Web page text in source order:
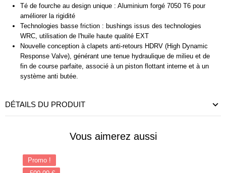
Té de fourche au design unique : Aluminium forgé 7050 T6 pour
améliorer la rigidité
Technologies basse friction : bushings issus des technologies
WRC, utilisation de l'huile haute qualité EXT
Nouvelle conception à clapets anti-retours HDRV (High Dynamic
Response Valve), générant une tenue hydraulique de milieu et de
fin de course parfaite, associé à un piston flottant interne et à un
système anti butée.
DÉTAILS DU PRODUIT
Vous aimerez aussi
Promo !